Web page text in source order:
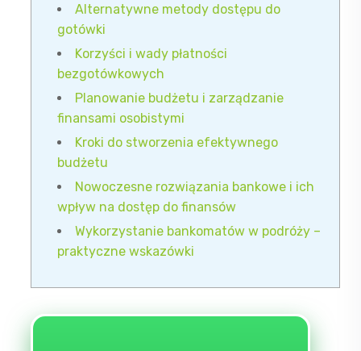
Alternatywne metody dostępu do
gotówki
Korzyści i wady płatności
bezgotówkowych
Planowanie budżetu i zarządzanie
finansami osobistymi
Kroki do stworzenia efektywnego
budżetu
Nowoczesne rozwiązania bankowe i ich
wpływ na dostęp do finansów
Wykorzystanie bankomatów w podróży –
praktyczne wskazówki